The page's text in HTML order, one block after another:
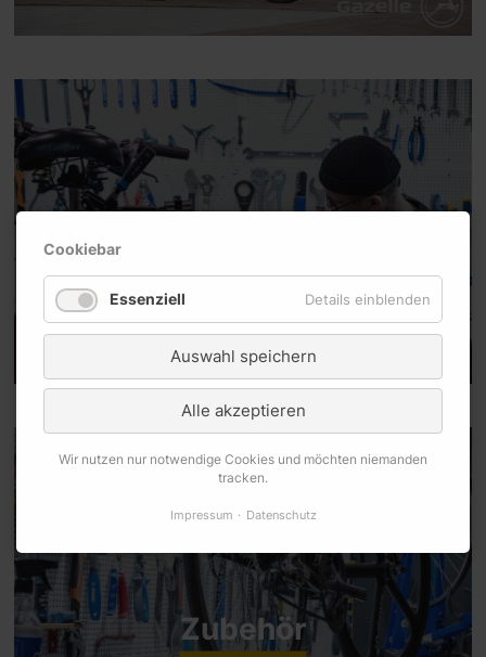
Fahrradreparatur
Zubehör
Cookiebar
Essenziell Details einblenden
Auswahl speichern
Alle akzeptieren
Wir nutzen nur notwendige Cookies und möchten niemanden
tracken.
Impressum Datenschutz